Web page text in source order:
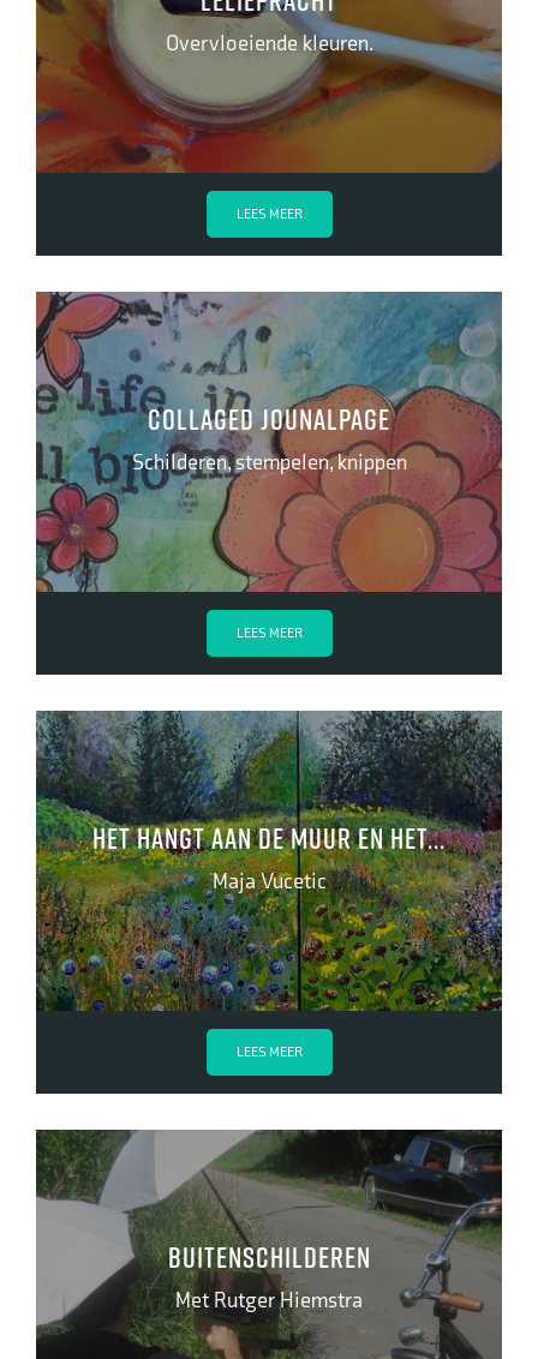
Overvloeiende kleuren.
LEES MEER
Collaged jounalpage
Schilderen, stempelen, knippen
LEES MEER
Het hangt aan de muur en het...
Maja Vucetic
LEES MEER
Buitenschilderen
Met Rutger Hiemstra